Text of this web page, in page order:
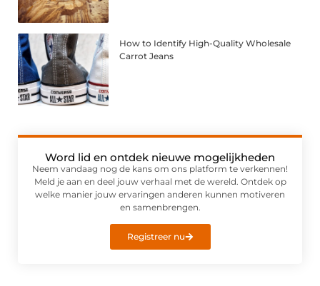
How to Identify High-Quality Wholesale
Carrot Jeans
Word lid en ontdek nieuwe mogelijkheden
Neem vandaag nog de kans om ons platform te verkennen!
Meld je aan en deel jouw verhaal met de wereld. Ontdek op
welke manier jouw ervaringen anderen kunnen motiveren
en samenbrengen.
Registreer nu